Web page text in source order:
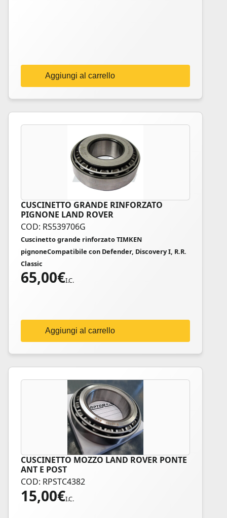
Aggiungi al carrello
CUSCINETTO GRANDE RINFORZATO
PIGNONE LAND ROVER
COD: RS539706G
Cuscinetto grande rinforzato TIMKEN
pignoneCompatibile con Defender, Discovery I, R.R.
Classic
65,00€I.C.
Aggiungi al carrello
CUSCINETTO MOZZO LAND ROVER PONTE
ANT E POST
COD: RPSTC4382
15,00€I.C.